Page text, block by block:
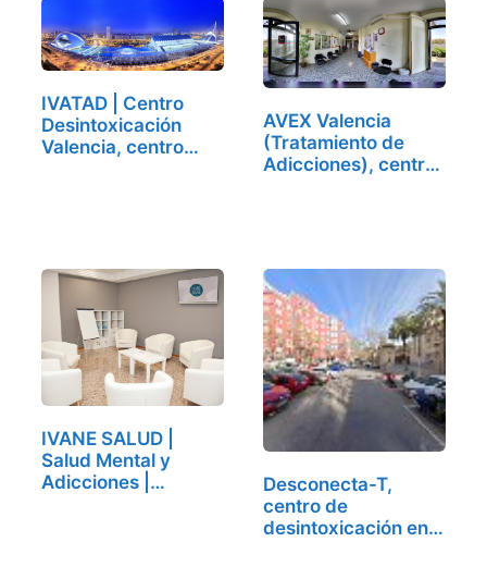
IVATAD | Centro
Desintoxicación
Valencia, centro
AVEX Valencia
(Tratamiento de
Adicciones), centro
IVANE SALUD |
Salud Mental y
Adicciones |
Desconecta-T,
centro de
desintoxicación en